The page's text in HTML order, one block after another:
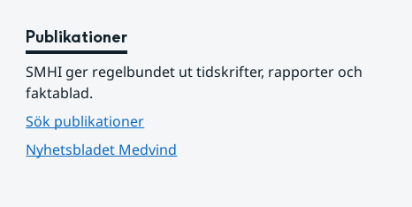
Publikationer
SMHI ger regelbundet ut tidskrifter, rapporter och
faktablad.
Sök publikationer
Nyhetsbladet Medvind